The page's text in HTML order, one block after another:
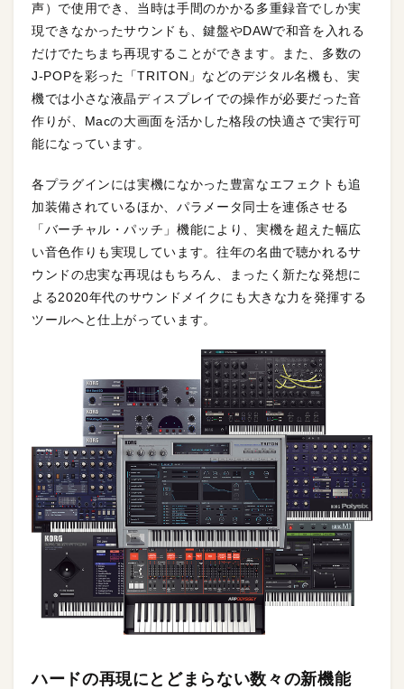
声）で使用でき、当時は手間のかかる多重録音でしか実
現できなかったサウンドも、鍵盤やDAWで和音を入れる
だけでたちまち再現することができます。また、多数の
J-POPを彩った「TRITON」などのデジタル名機も、実
機では小さな液晶ディスプレイでの操作が必要だった音
作りが、Macの大画面を活かした格段の快適さで実行可
能になっています。
各プラグインには実機になかった豊富なエフェクトも追
加装備されているほか、パラメータ同士を連係させる
「バーチャル・パッチ」機能により、実機を超えた幅広
い音色作りも実現しています。往年の名曲で聴かれるサ
ウンドの忠実な再現はもちろん、まったく新たな発想に
よる2020年代のサウンドメイクにも大きな力を発揮する
ツールへと仕上がっています。
ハードの再現にとどまらない数々の新機能